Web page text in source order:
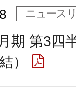
ニュース
期 第3四
）